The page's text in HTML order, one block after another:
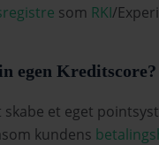
som RKI/
egen Kreditscore?
skabe et eget
kundens